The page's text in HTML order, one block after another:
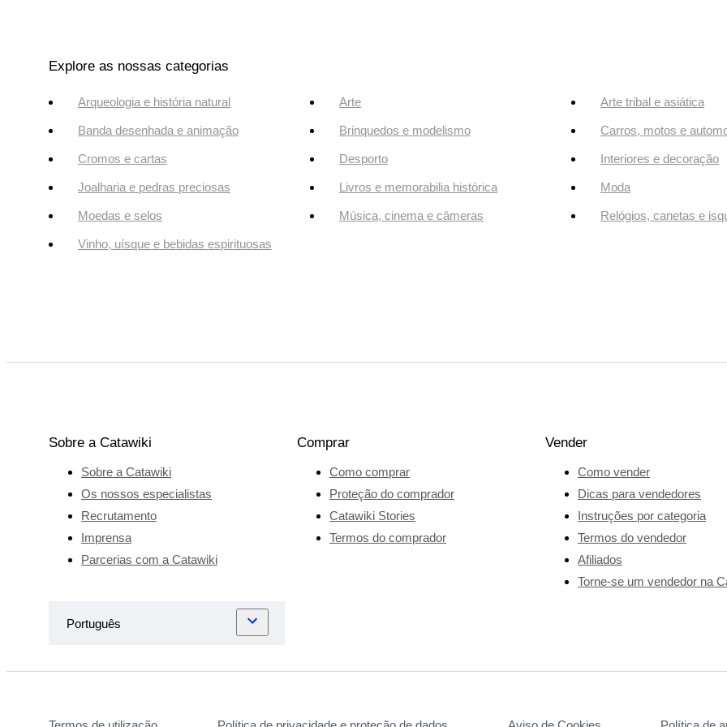
Explore as nossas categorias
Arqueologia e história natural Arte Arte tribal e asiática
Banda desenhada e animação Brinquedos e modelismo Carros, motos e
Cromos e cartas Desporto Interiores e decoração
Joalharia e pedras preciosas Livros e memorabilia histórica Moda
Moedas e selos Música, cinema e câmeras Relógios, canetas e
Vinho, uísque e bebidas espirituosas
Sobre a Catawiki
Sobre a Catawiki
Os nossos especialistas
Recrutamento
Imprensa
Parcerias com a Catawiki
Comprar
Como comprar
Proteção do comprador
Catawiki Stories
Termos do comprador
Vender
Como vender
Dicas para vendedores
Instruções por categoria
Termos do vendedor
Afiliados
Torne-se um vendedor na